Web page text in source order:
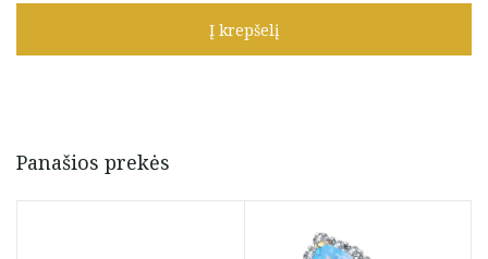
Į krepšelį
Panašios prekės